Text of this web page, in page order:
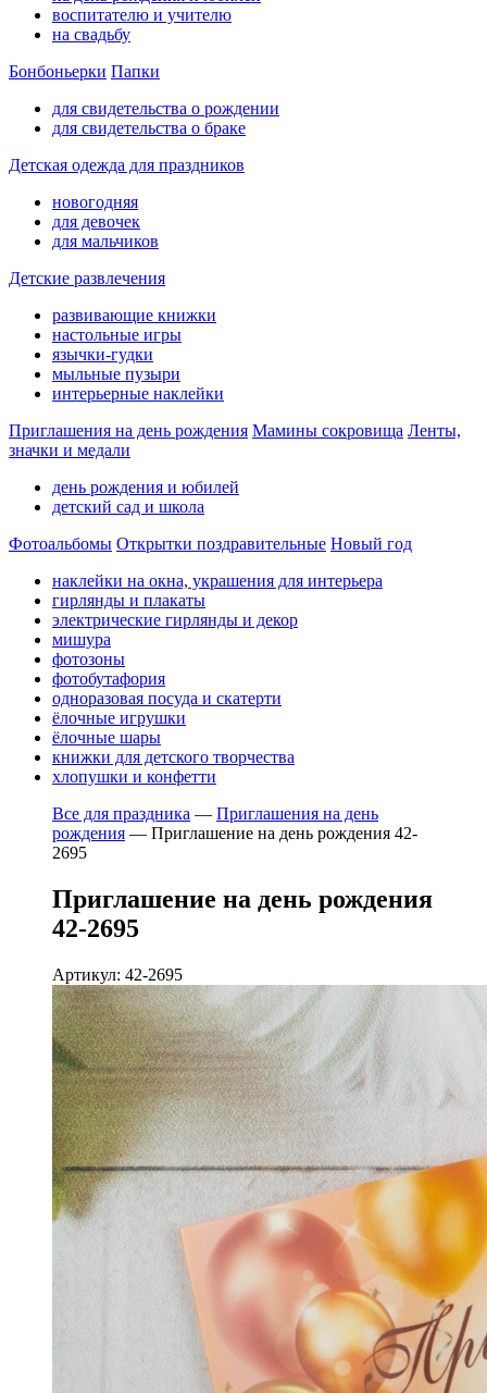
воспитателю и учителю
на свадьбу
Бонбоньерки Папки
для свидетельства о рождении
для свидетельства о браке
Детская одежда для праздников
новогодняя
для девочек
для мальчиков
Детские развлечения
развивающие книжки
настольные игры
язычки-гудки
мыльные пузыри
интерьерные наклейки
Приглашения на день рождения Мамины сокровища Ленты,
значки и медали
день рождения и юбилей
детский сад и школа
Фотоальбомы Открытки поздравительные Новый год
наклейки на окна, украшения для интерьера
гирлянды и плакаты
электрические гирлянды и декор
мишура
фотозоны
фотобутафория
одноразовая посуда и скатерти
ёлочные игрушки
ёлочные шары
книжки для детского творчества
хлопушки и конфетти
Все для праздника — Приглашения на день
рождения — Приглашение на день рождения 42-
2695
Приглашение на день рождения
42-2695
Артикул: 42-2695